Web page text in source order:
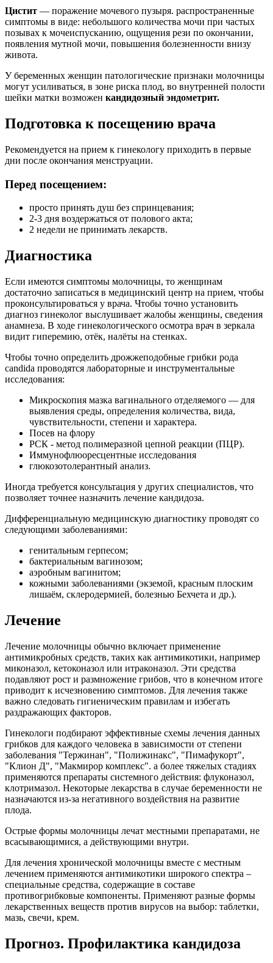
Цистит — поражение мочевого пузыря. распространенные
симптомы в виде: небольшого количества мочи при частых
позывах к мочеиспусканию, ощущения рези по окончании,
появления мутной мочи, повышения болезненности внизу
живота.
У беременных женщин патологические признаки молочницы
могут усиливаться, в зоне риска плод, во внутренней полости
шейки матки возможен кандидозный эндометрит.
Подготовка к посещению врача
Рекомендуется на прием к гинекологу приходить в первые
дни после окончания менструации.
Перед посещением:
просто принять душ без спринцевания;
2-3 дня воздержаться от полового акта;
2 недели не принимать лекарств.
Диагностика
Если имеются симптомы молочницы, то женщинам
достаточно записаться в медицинский центр на прием, чтобы
проконсультироваться у врача. Чтобы точно установить
диагноз гинеколог выслушивает жалобы женщины, сведения
анамнеза. В ходе гинекологического осмотра врач в зеркала
видит гиперемию, отёк, налёты на стенках.
Чтобы точно определить дрожжеподобные грибки рода
candida проводятся лабораторные и инструментальные
исследования:
Микроскопия мазка вагинального отделяемого — для
выявления среды, определения количества, вида,
чувствительности, степени и характера.
Посев на флору
РСК - метод полимеразной цепной реакции (ПЦР).
Иммунофлюоресцентные исследования
глюкозотолерантный анализ.
Иногда требуется консультация у других специалистов, что
позволяет точнее назначить лечение кандидоза.
Дифференциальную медицинскую диагностику проводят со
следующими заболеваниями:
генитальным герпесом;
бактериальным вагинозом;
аэробным вагинитом;
кожными заболеваниями (экземой, красным плоским
лишаём, склеродермией, болезнью Бехчета и др.).
Лечение
Лечение молочницы обычно включает применение
антимикробных средств, таких как антимикотики, например
миконазол, кетоконазол или итраконазол. Эти средства
подавляют рост и размножение грибов, что в конечном итоге
приводит к исчезновению симптомов. Для лечения также
важно следовать гигиеническим правилам и избегать
раздражающих факторов.
Гинекологи подбирают эффективные схемы лечения данных
грибков для каждого человека в зависимости от степени
заболевания "Тержинан", "Полижинакс", "Пимафукорт",
"Клион Д", "Макмирор комплекс". а более тяжелых стадиях
применяются препараты системного действия: флуконазол,
клотримазол. Некоторые лекарства в случае беременности не
назначаются из-за негативного воздействия на развитие
плода.
Острые формы молочницы лечат местными препаратами, не
всасывающимися, а действующими внутри.
Для лечения хронической молочницы вместе с местным
лечением применяются антимикотики широкого спектра –
специальные средства, содержащие в составе
противогрибковые компоненты. Применяют разные формы
лекарственных веществ против вирусов на выбор: таблетки,
мазь, свечи, крем.
Прогноз. Профилактика кандидоза